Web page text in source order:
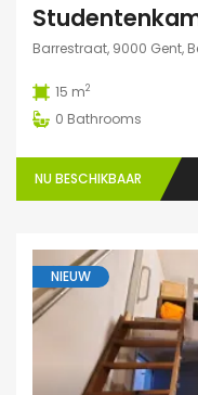
Barrestraat, 9000 Gent,
15 m2
0 Bathrooms
NU BESCHIKBAAR
NIEUW